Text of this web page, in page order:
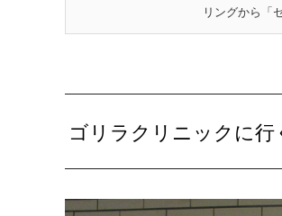
リングから「
ゴリラクリニックに行